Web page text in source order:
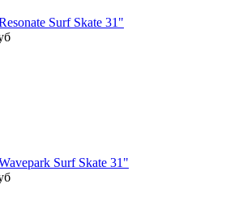
Surf Skate 31"
Surf Skate 31"